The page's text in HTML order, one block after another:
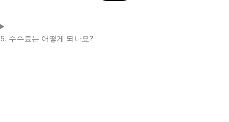
5. 수수료는 어떻게 되나요?